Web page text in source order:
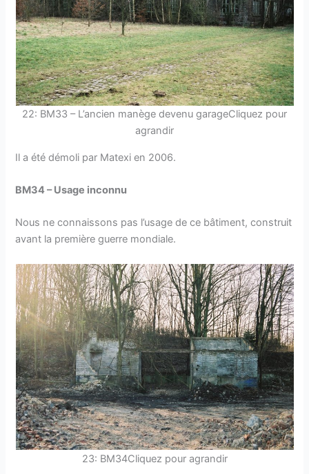
22: BM33 – L’ancien manège devenu garageCliquez pour
agrandir
Il a été démoli par Matexi en 2006.
BM34 – Usage inconnu
Nous ne connaissons pas l’usage de ce bâtiment, construit
avant la première guerre mondiale.
23: BM34Cliquez pour agrandir